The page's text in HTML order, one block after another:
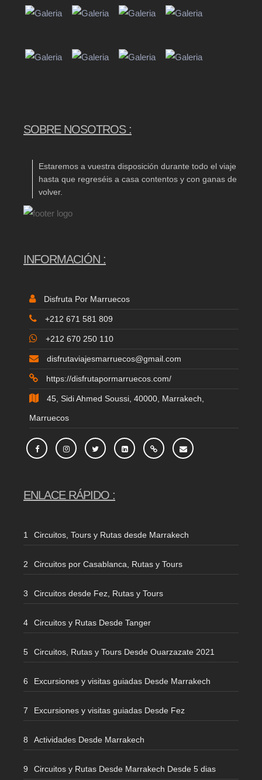
SOBRE NOSOTROS :
Estaremos a vuestra disposición durante todo el viaje
hasta que regreséis a casa contentos y con ganas de
volver.
INFORMACIÓN :
Disfruta Por Marruecos
+212 671 581 809
+212 670 250 110
disfrutaviajesmarruecos@gmail.com
https://disfrutapormarruecos.com/
45, Sidi Ahmed Soussi, 40000, Marrakech,
Marruecos
ENLACE RÁPIDO :
Circuitos, Tours y Rutas desde Marrakech
Circuitos por Casablanca, Rutas y Tours
Circuitos desde Fez, Rutas y Tours
Circuitos y Rutas Desde Tanger
Circuitos, Rutas y Tours Desde Ouarzazate 2021
Excursiones y visitas guiadas Desde Marrakech
Excursiones y visitas guiadas Desde Fez
Actividades Desde Marrakech
Circuitos y Rutas Desde Marrakech Desde 5 dias